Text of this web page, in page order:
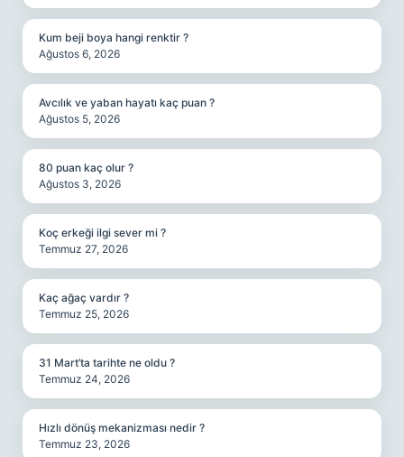
Kum beji boya hangi renktir ?
Ağustos 6, 2026
Avcılık ve yaban hayatı kaç puan ?
Ağustos 5, 2026
80 puan kaç olur ?
Ağustos 3, 2026
Koç erkeği ilgi sever mi ?
Temmuz 27, 2026
Kaç ağaç vardır ?
Temmuz 25, 2026
31 Mart’ta tarihte ne oldu ?
Temmuz 24, 2026
Hızlı dönüş mekanizması nedir ?
Temmuz 23, 2026